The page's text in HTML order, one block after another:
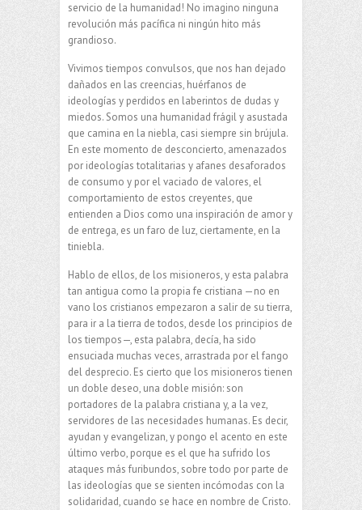
servicio de la humanidad! No imagino ninguna
revolución más pacífica ni ningún hito más
grandioso.
Vivimos tiempos convulsos, que nos han dejado
dañados en las creencias, huérfanos de
ideologías y perdidos en laberintos de dudas y
miedos. Somos una humanidad frágil y asustada
que camina en la niebla, casi siempre sin brújula.
En este momento de desconcierto, amenazados
por ideologías totalitarias y afanes desaforados
de consumo y por el vaciado de valores, el
comportamiento de estos creyentes, que
entienden a Dios como una inspiración de amor y
de entrega, es un faro de luz, ciertamente, en la
tiniebla.
Hablo de ellos, de los misioneros, y esta palabra
tan antigua como la propia fe cristiana —no en
vano los cristianos empezaron a salir de su tierra,
para ir a la tierra de todos, desde los principios de
los tiempos—, esta palabra, decía, ha sido
ensuciada muchas veces, arrastrada por el fango
del desprecio. Es cierto que los misioneros tienen
un doble deseo, una doble misión: son
portadores de la palabra cristiana y, a la vez,
servidores de las necesidades humanas. Es decir,
ayudan y evangelizan, y pongo el acento en este
último verbo, porque es el que ha sufrido los
ataques más furibundos, sobre todo por parte de
las ideologías que se sienten incómodas con la
solidaridad, cuando se hace en nombre de Cristo.